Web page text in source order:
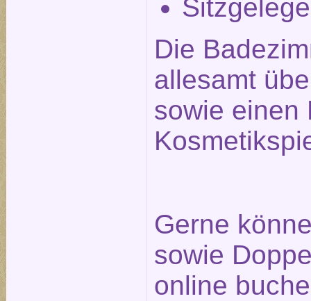
Die
allesamt
sowie einen
Gerne
sowie
online